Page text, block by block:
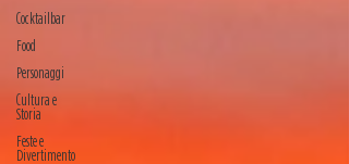
Cocktailbar
Food
Personaggi
Cultura e
Storia
Feste e
Divertimento